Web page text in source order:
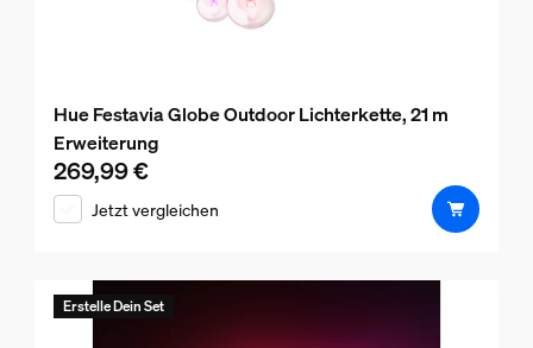
Hue Festavia Globe Outdoor Lichterkette, 21 m
Erweiterung
Aktueller Preis ist 269,99 €
269,99 €
Jetzt vergleichen
Erstelle Dein Set